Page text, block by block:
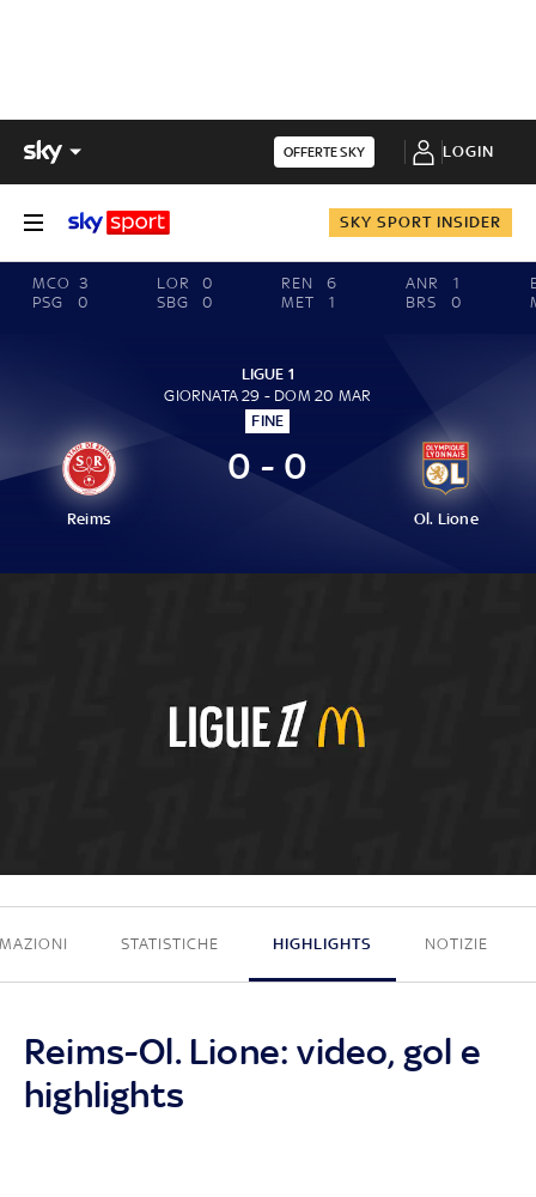
OFFERTE SKY LOGIN
SKY SPORT INSIDER
MCO 3
PSG
0
LOR
0
SBG
0
REN
6
MET
1
ANR
1
BRS
0
LIGUE 1
GIORNATA 29 - DOM 20 MAR
FINE
Reims
0 - 0
Ol. Lione
0 - 0
STATISTICHE HIGHLIGHTS NOTIZIE
Reims-Ol. Lione: video, gol e
highlights